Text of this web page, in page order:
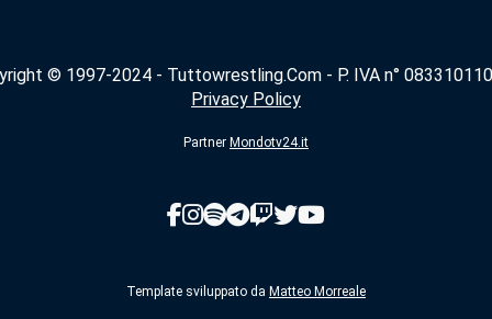
© 1997-2024 - Tuttowrestling.Com - P. IVA n°
Privacy Policy
Partner Mondotv24.it
Template sviluppato da Matteo Morreale